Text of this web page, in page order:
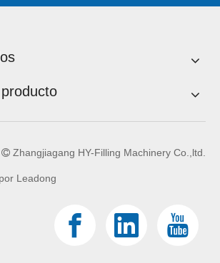
 Zhangjiagang HY-Filling Machinery Co.,ltd.
Leadong